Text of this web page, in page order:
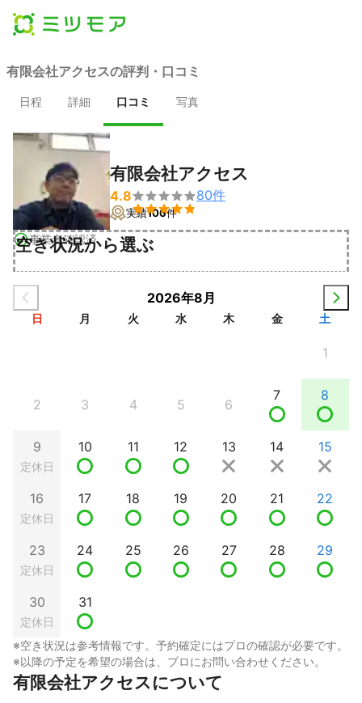
有限会社アクセスの評判・口コミ
日程 詳細 口コミ 写真
事業者確認済
有限会社アクセス
4.8

80件
実績106件
空き状況から選ぶ
2026年8月
日 月 火 水 木 金 土
1
2 3 4 5 6
7 8
9
定休日
10 11 12 13 14 15
16
定休日
17 18 19 20 21 22
23
定休日
24 25 26 27 28 29
30
定休日
31
※空き状況は参考情報です。予約確定にはプロの確認が必要です。
※以降の予定を希望の場合は、プロにお問い合わせください。
有限会社アクセスについて